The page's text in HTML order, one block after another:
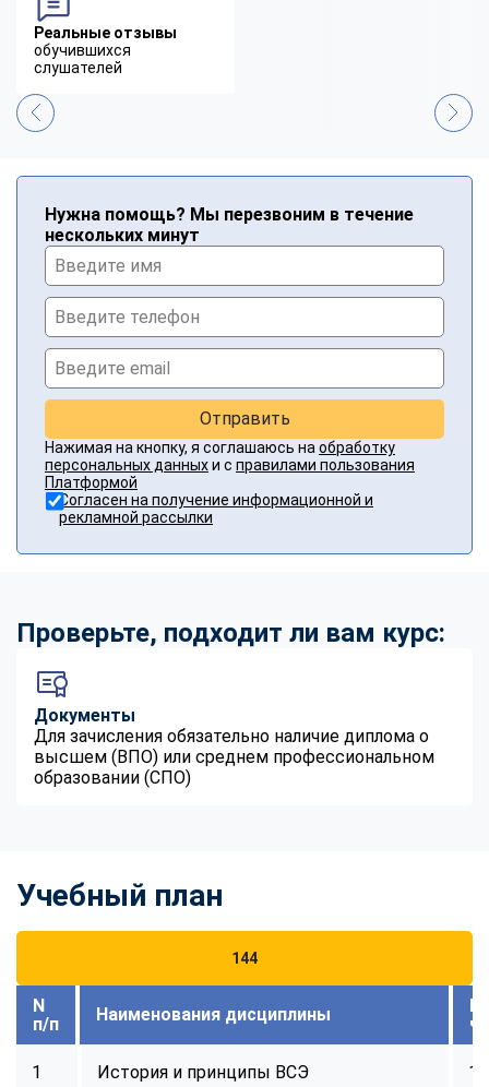
Реальные отзывы
обучившихся
слушателей
Нужна помощь? Мы перезвоним в течение
нескольких минут
Отправить
Нажимая на кнопку, я соглашаюсь на обработку
персональных данныхи с правилами пользования
Платформой
Согласен на получение информационной и
рекламной рассылки
Проверьте, подходит ли вам курс:
Документы
Для зачисления обязательно наличие диплома о
высшем (ВПО) или среднем профессиональном
образовании (СПО)
Учебный план
144
N
п/п
Наименования дисциплины
1 История и принципы ВСЭ 14